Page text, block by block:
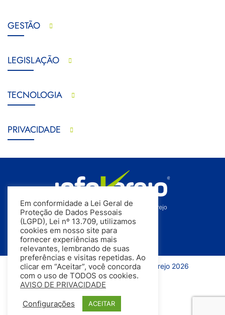
GESTÃO
LEGISLAÇÃO
TECNOLOGIA
PRIVACIDADE
Todos os direitos reservados | InfoVarejo 2026
Em conformidade a Lei Geral de
Proteção de Dados Pessoais
(LGPD), Lei nº 13.709, utilizamos
cookies em nosso site para
fornecer experiências mais
relevantes, lembrando de suas
preferências e visitas repetidas. Ao
clicar em “Aceitar”, você concorda
com o uso de TODOS os cookies.
AVISO DE PRIVACIDADE
Configurações ACEITAR